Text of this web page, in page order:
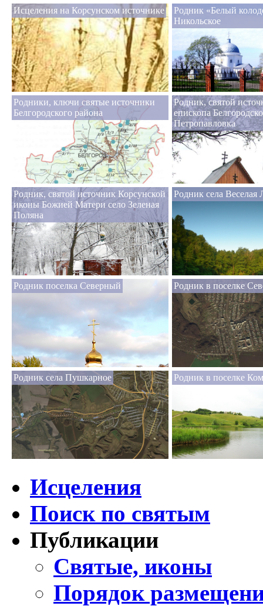
Исцеления на Корсунском источнике
Родник «Белый
Никольское
Родники, ключи святые источники
Белгородского района
Родник, святой
епископа
Петропавловка
Родник, святой источник Корсунской
иконы Божией Матери село Зеленая
Поляна
Родник села Веселая
Родник поселка Северный Родник в поселке
Родник села Пушкарное Родник в поселке
Исцеления
Поиск по святым
Публикации
Святые, иконы
Порядок